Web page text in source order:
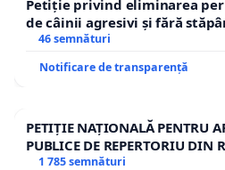
Petiție privind eliminarea
de câinii agresivi și fără
46 semnături
Notificare de transparență
PETIȚIE NAȚIONALĂ PENTRU
PUBLICE DE REPERTORIU DIN
1 785 semnături